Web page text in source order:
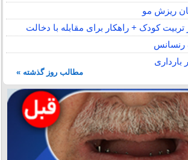
ریزش مو
کودک + راهکار برای مقابله با دخالت
رنسانس
بارداری
مطالب روز گذشته »